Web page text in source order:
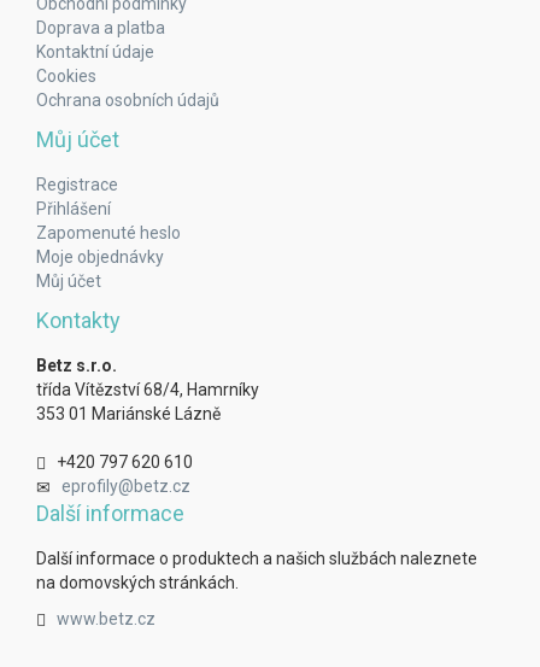
Doprava a platba
Kontaktní údaje
Cookies
Ochrana osobních údajů
Můj účet
Registrace
Přihlášení
Zapomenuté heslo
Moje objednávky
Můj účet
Kontakty
Betz s.r.o.
třída Vítězství 68/4, Hamrníky
353 01 Mariánské Lázně
+420 797 620 610
eprofily@betz.cz
Další informace
Další informace o produktech a našich službách naleznete
na domovských stránkách.
www.betz.cz